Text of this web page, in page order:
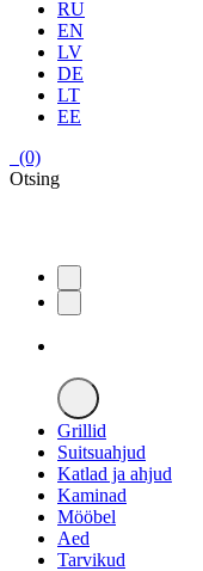
RU
EN
LV
DE
LT
EE
(0)
Otsing
Grillid
Suitsuahjud
Katlad ja ahjud
Kaminad
Mööbel
Aed
Tarvikud